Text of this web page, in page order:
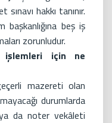
hakkı tanınır.
başkanlığına beş iş
zorunludur.
işlemleri için ne
mazereti olan
durumlarda
ya da noter vekâleti